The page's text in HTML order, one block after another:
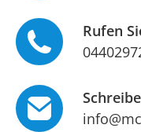
Rufen